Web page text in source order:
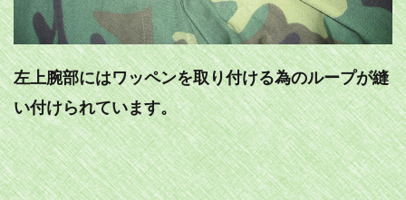
左上腕部にはワッペンを取り付ける為のループが縫
い付けられています。